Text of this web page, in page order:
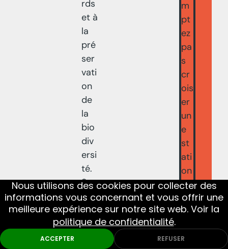
Nous utilisons des cookies pour collecter des
informations vous concernant et vous offrir une
meilleure expérience sur notre site web. Voir la
politique de confidentialité.
ACCEPTER REFUSER
rds
et à
la
pré
ser
vati
on
de
la
bio
div
ersi
té.
Son
éle
vag
e
m
pt
ez
pa
s
cr
ois
er
un
e
st
ati
on
se
rvi
ce
ou
un